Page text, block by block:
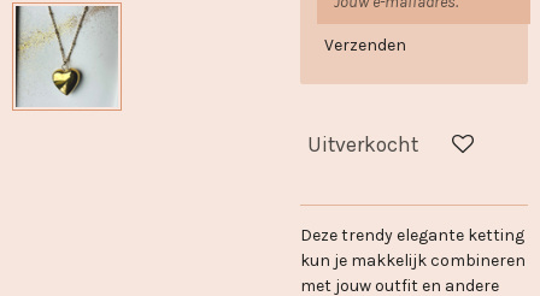
Verzenden
Uitverkocht
Deze trendy elegante ketting
kun je makkelijk combineren
met jouw outfit en andere